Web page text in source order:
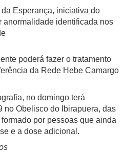
Esperança, iniciativa do
anormalidade identificada nos
poderá fazer o tratamento
da Rede Hebe Camargo
no domingo terá
no Obelisco do Ibirapuera, das
por pessoas que ainda
e a dose adicional.